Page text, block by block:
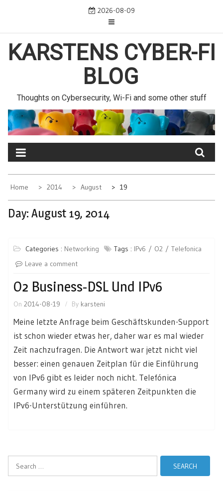
2026-08-09
KARSTENS CYBER-FI
BLOG
Thoughts on Cybersecurity, Wi-Fi and some other stuff
Home 2014 August 19
Day: August 19, 2014
Categories : Networking Tags : IPv6 O2
Telefonica
Leave a comment
O2 Business-DSL Und IPv6
On 2014-08-19 By karsteni
Meine letzte Anfrage beim Geschäftskunden-Support
ist schon wieder etwas her, daher war es mal wieder
Zeit nachzufragen. Die Antwort war jetzt nicht viel
besser: einen genauen Zeitplan für die Einführung
von IPv6 gibt es leider noch nicht. Telefónica
Germany wird zu einem späteren Zeitpunkten die
IPv6-Unterstützung einführen.